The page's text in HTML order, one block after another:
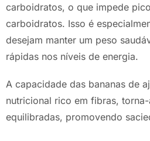
carboidratos, o que impede
carboidratos. Isso é
desejam manter um peso
rápidas nos níveis de energia.
A capacidade das bananas de
nutricional rico em fibras,
equilibradas, promovendo